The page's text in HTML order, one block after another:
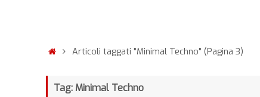
Articoli taggati "Minimal Techno" (Pagina 3)
Tag: Minimal Techno